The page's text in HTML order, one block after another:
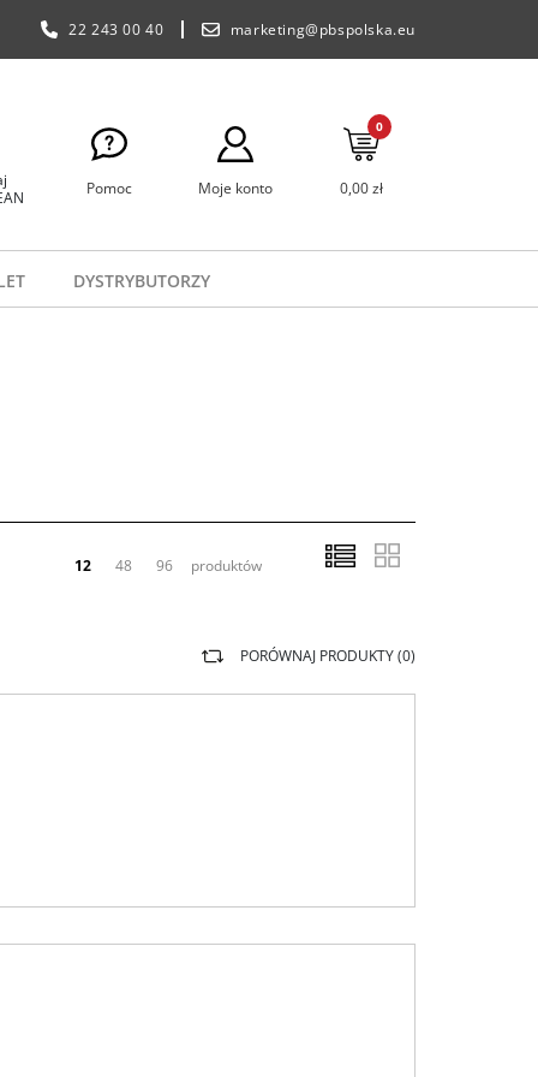
22 243 00 40 marketing@pbspolska.eu
Pomoc Moje konto
0
0,00 zł
DYSTRYBUTORZY
12 48 96 produktów
PORÓWNAJ PRODUKTY (0)